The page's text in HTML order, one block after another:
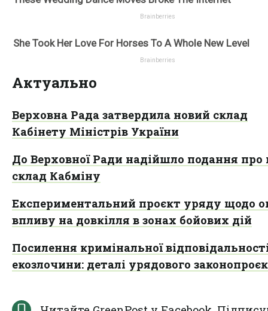
Актуально
Верховна Рада затвердила новий склад
Кабінету Міністрів України
До Верховної Ради надійшло подання про
склад Кабміну
Експериментальний проєкт уряду щодо
впливу на довкілля в зонах бойових дій
Посилення кримінальної
екозлочини: деталі урядового